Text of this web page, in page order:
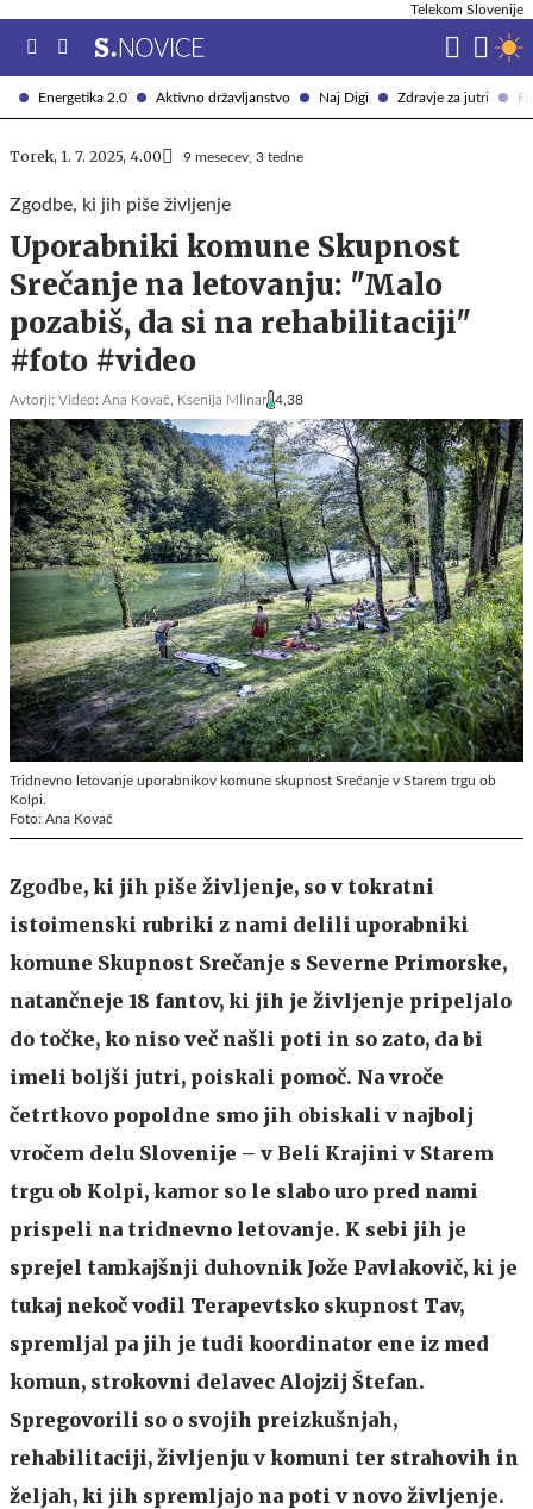
Energetika 2.0 Aktivno državljanstvo Naj Digi Zdravje za jutri
Telekom Slovenije
Torek, 1. 7. 2025, 4.00 9 mesecev, 3 tedne
Zgodbe, ki jih piše življenje
Uporabniki komune Skupnost
Srečanje na letovanju: "Malo
pozabiš, da si na rehabilitaciji"
#foto #video
Avtorji: Video: Ana Kovač, Ksenija Mlinar 4,38
Tridnevno letovanje uporabnikov komune skupnost Srečanje v Starem trgu ob
Kolpi.
Foto: Ana Kovač
Zgodbe, ki jih piše življenje, so v tokratni
istoimenski rubriki z nami delili uporabniki
komune Skupnost Srečanje s Severne Primorske,
natančneje 18 fantov, ki jih je življenje pripeljalo
do točke, ko niso več našli poti in so zato, da bi
imeli boljši jutri, poiskali pomoč. Na vroče
četrtkovo popoldne smo jih obiskali v najbolj
vročem delu Slovenije – v Beli Krajini v Starem
trgu ob Kolpi, kamor so le slabo uro pred nami
prispeli na tridnevno letovanje. K sebi jih je
sprejel tamkajšnji duhovnik Jože Pavlakovič, ki je
tukaj nekoč vodil Terapevtsko skupnost Tav,
spremljal pa jih je tudi koordinator ene iz med
komun, strokovni delavec Alojzij Štefan.
Spregovorili so o svojih preizkušnjah,
rehabilitaciji, življenju v komuni ter strahovih in
željah, ki jih spremljajo na poti v novo življenje.